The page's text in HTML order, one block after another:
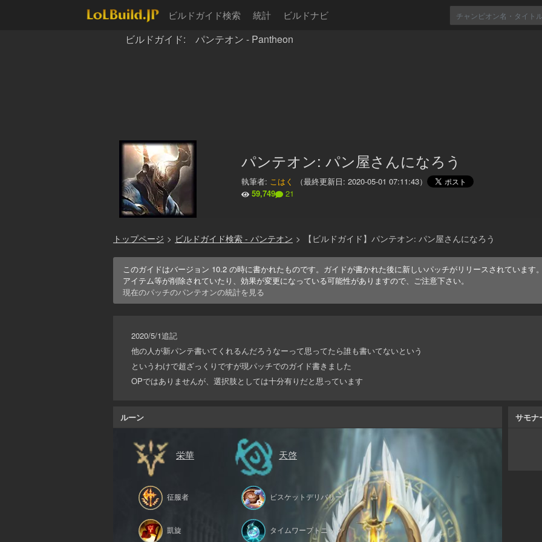
ビルドガイド検索 統計 ビルドナビ
ビルドガイド: パンテオン - Pantheon
パンテオン: パン屋さんになろう
執筆者: こはく （最終更新日: 2020-05-01 07:11:43）
59,749
21
トップページ > ビルドガイド検索 - パンテオン > 【ビルドガイド】パンテオン: パン屋さんになろう
このガイドはバージョン 10.2 の時に書かれたものです。ガイドが書かれた後に新しいパッチがリリースされています
アイテム等が削除されていたり、効果が変更になっている可能性がありますので、ご注意下さい。
現在のパッチのパンテオンの統計を見る
2020/5/1追記
他の人が新パンテ書いてくれるんだろうなーって思ってたら誰も書いてないという
というわけで超ざっくりですが現パッチでのガイド書きました
OPではありませんが、選択肢としては十分有りだと思っています
ルーン
栄華
征服者
凱旋
天啓
ビスケットデリバリー
タイムワープトニック
サモナ